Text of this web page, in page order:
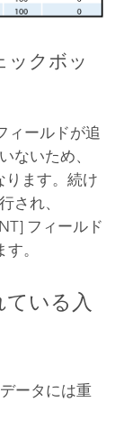
ックボッ
ィールドが追
ないため、
ります。続け
され、
フィールド
。
いる入
ータには重